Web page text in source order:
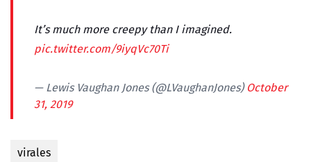
It’s much more creepy than I imagined.
pic.twitter.com/9iyqVc70Ti
— Lewis Vaughan Jones (@LVaughanJones)October
31, 2019
virales